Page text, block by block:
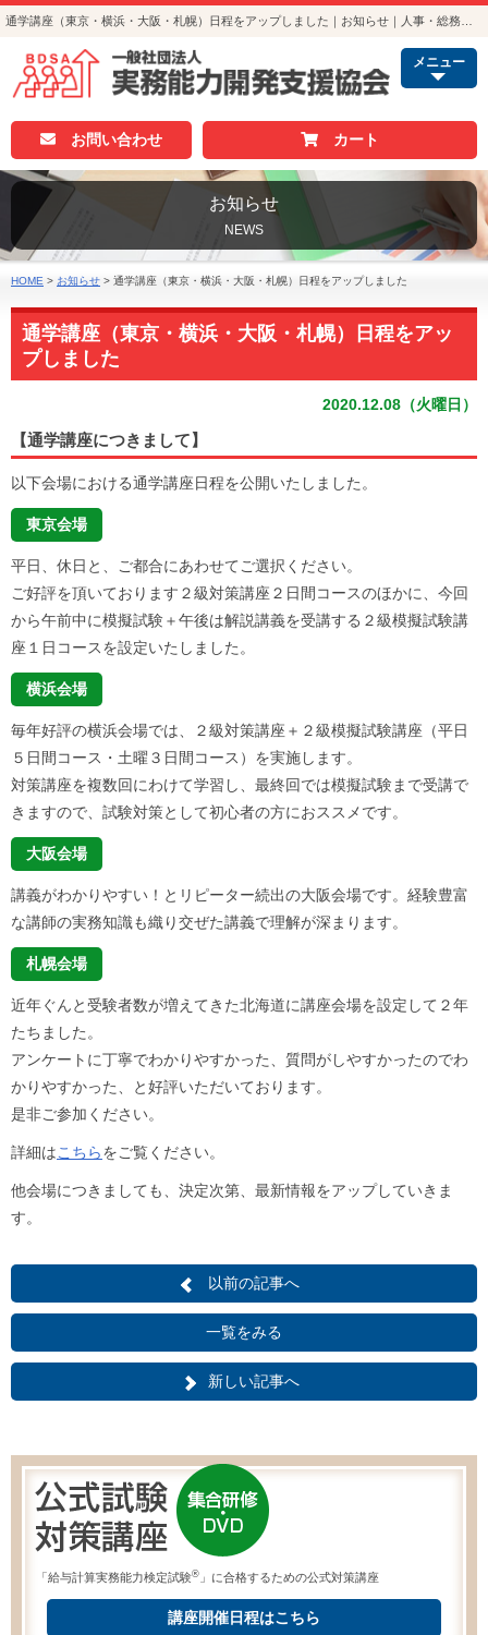
メニュー
お問い合わせ カート
お知らせ
NEWS
HOME > お知らせ > 通学講座（東京・横浜・大阪・札幌）日程をアップしました
通学講座（東京・横浜・大阪・札幌）日程をアッ
プしました
2020.12.08（火曜日）
【通学講座につきまして】
以下会場における通学講座日程を公開いたしました。
東京会場
平日、休日と、ご都合にあわせてご選択ください。
ご好評を頂いております２級対策講座２日間コースのほかに、今回
から午前中に模擬試験＋午後は解説講義を受講する２級模擬試験講
座１日コースを設定いたしました。
横浜会場
毎年好評の横浜会場では、２級対策講座＋２級模擬試験講座（平日
５日間コース・土曜３日間コース）を実施します。
対策講座を複数回にわけて学習し、最終回では模擬試験まで受講で
きますので、試験対策として初心者の方におススメです。
大阪会場
講義がわかりやすい！とリピーター続出の大阪会場です。経験豊富
な講師の実務知識も織り交ぜた講義で理解が深まります。
札幌会場
近年ぐんと受験者数が増えてきた北海道に講座会場を設定して２年
たちました。
アンケートに丁寧でわかりやすかった、質問がしやすかったのでわ
かりやすかった、と好評いただいております。
是非ご参加ください。
詳細はこちらをご覧ください。
他会場につきましても、決定次第、最新情報をアップしていきま
す。
以前の記事へ
一覧をみる
新しい記事へ
「給与計算実務能力検定試験® 」に合格するための公式対策講座
講座開催日程はこちら